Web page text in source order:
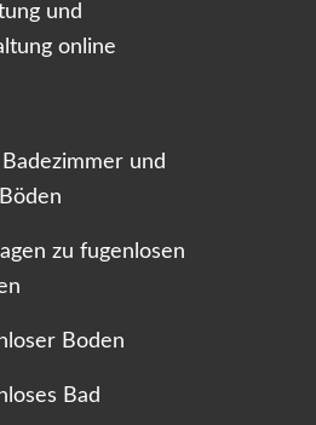
und
online
Badezimmer und
zu fugenlosen
Boden
Bad